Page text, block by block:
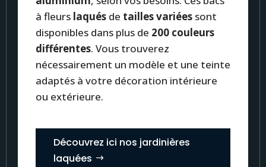
à fleurs laqués de tailles variées sont
disponibles dans plus de 200 couleurs
différentes. Vous trouverez
nécessairement un modèle et une teinte
adaptés à votre décoration intérieure
ou extérieure.
Découvrez ici nos jardinières
laquées